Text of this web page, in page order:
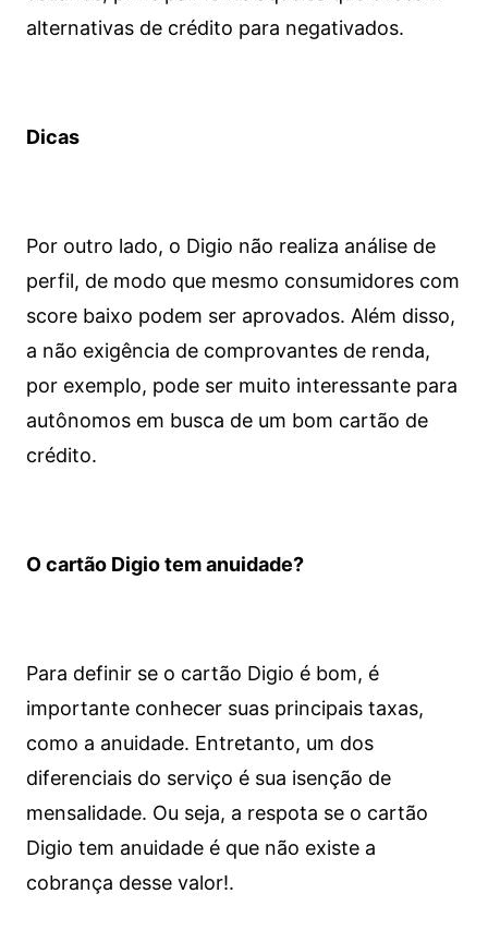
alternativas de crédito para negativados.
Dicas
Por outro lado, o Digio não realiza análise de
perfil, de modo que mesmo consumidores com
score baixo podem ser aprovados. Além disso,
a não exigência de comprovantes de renda,
por exemplo, pode ser muito interessante para
autônomos em busca de um bom cartão de
crédito.
O cartão Digio tem anuidade?
Para definir se o cartão Digio é bom, é
importante conhecer suas principais taxas,
como a anuidade. Entretanto, um dos
diferenciais do serviço é sua isenção de
mensalidade. Ou seja, a respota se o cartão
Digio tem anuidade é que não existe a
cobrança desse valor!.